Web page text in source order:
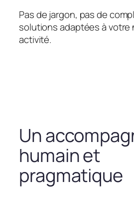
Pas de jargon, pas de
solutions adaptées à votre
activité.
Un
humain et
pragmatique